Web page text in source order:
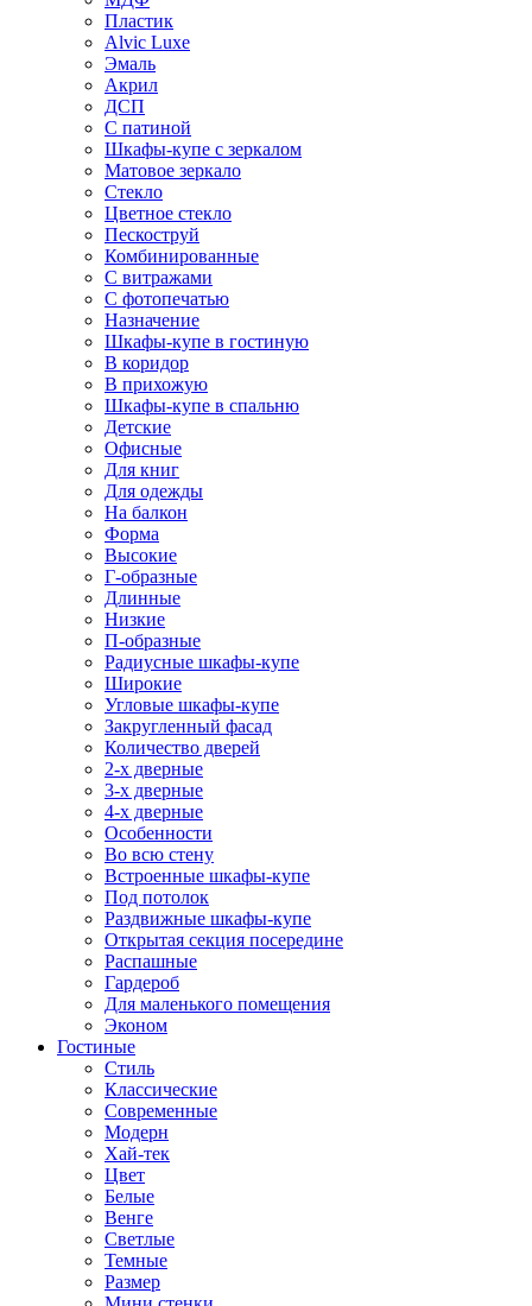
Пластик
Alvic Luxe
Эмаль
Акрил
ДСП
С патиной
Шкафы-купе с зеркалом
Матовое зеркало
Стекло
Цветное стекло
Пескоструй
Комбинированные
С витражами
С фотопечатью
Назначение
Шкафы-купе в гостиную
В коридор
В прихожую
Шкафы-купе в спальню
Детские
Офисные
Для книг
Для одежды
На балкон
Форма
Высокие
Г-образные
Длинные
Низкие
П-образные
Радиусные шкафы-купе
Широкие
Угловые шкафы-купе
Закругленный фасад
Количество дверей
2-х дверные
3-х дверные
4-х дверные
Особенности
Во всю стену
Встроенные шкафы-купе
Под потолок
Раздвижные шкафы-купе
Открытая секция посередине
Распашные
Гардероб
Для маленького помещения
Эконом
Гостиные
Стиль
Классические
Современные
Модерн
Хай-тек
Цвет
Белые
Венге
Светлые
Темные
Размер